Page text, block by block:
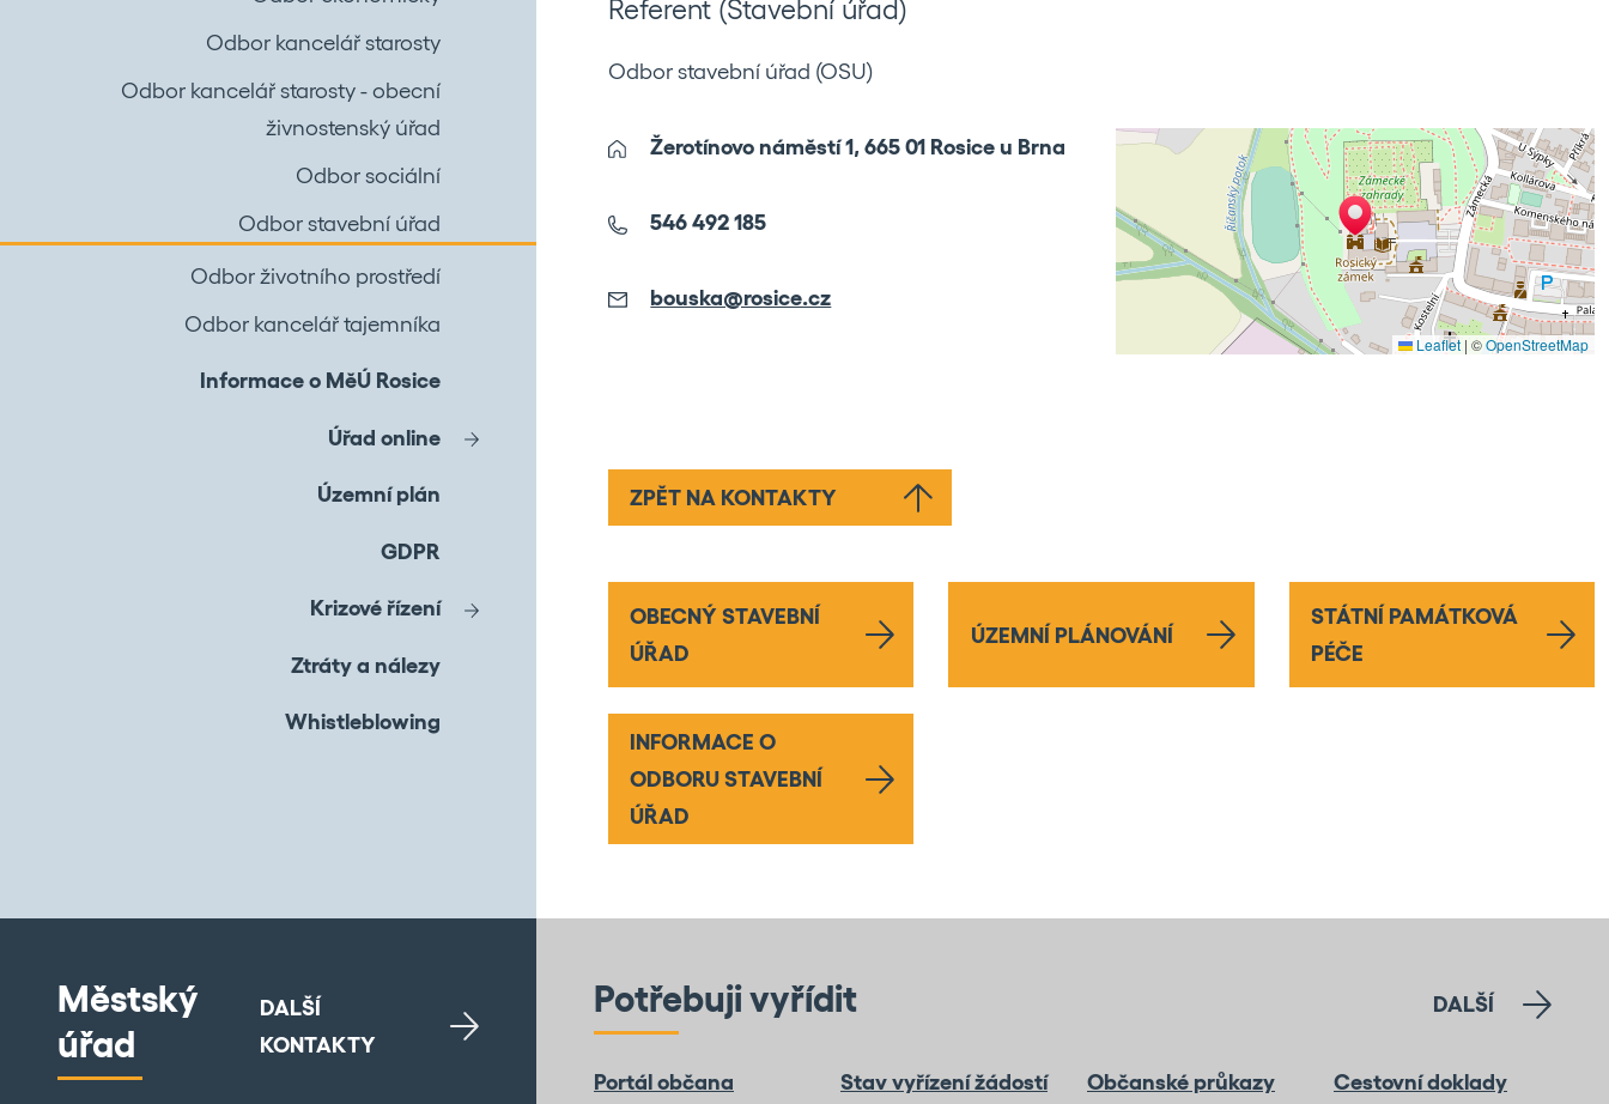
Referent (Stavební úřad)
Odbor stavební úřad (OSU)
Žerotínovo náměstí 1, 665 01 Rosice u Brna
546 492 185
bouska@rosice.cz
Leaflet | ©OpenStreetMap
ZPĚT NA KONTAKTY
OBECNÝ STAVEBNÍ
ÚŘAD
ÚZEMNÍ PLÁNOVÁNÍ
STÁTNÍ PAMÁTKOVÁ
PÉČE
INFORMACE O
ODBORU STAVEBNÍ
ÚŘAD
Odbor kancelář starosty
Odbor kancelář starosty - obecní
živnostenský úřad
Odbor sociální
Odbor stavební úřad
Odbor životního prostředí
Odbor kancelář tajemníka
Informace o MěÚ Rosice
Úřad online
Územní plán
GDPR
Krizové řízení
Ztráty a nálezy
Whistleblowing
Městský
úřad
DALŠÍ
KONTAKTY
Potřebuji vyřídit DALŠÍ
Portál občana Stav vyřízení žádostí Občanské průkazy Cestovní doklady